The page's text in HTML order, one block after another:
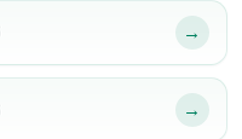
→
→